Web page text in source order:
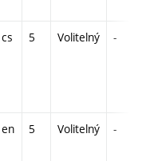
cs 5 Volitelný -
en 5 Volitelný -